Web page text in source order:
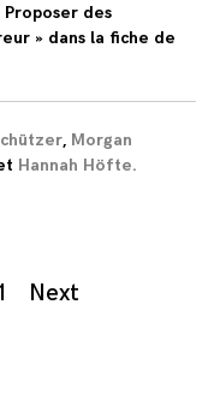
des
» dans la fiche de
, Morgan
Hannah Höfte.
Next